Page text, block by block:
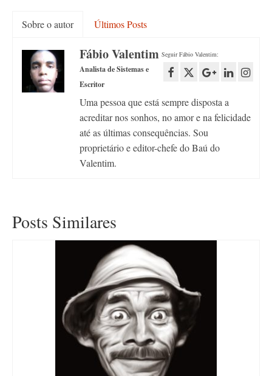
Sobre o autor Últimos Posts
Seguir Fábio Valentim:
Fábio Valentim
Analista de Sistemas e
Escritor
Uma pessoa que está sempre disposta a
acreditar nos sonhos, no amor e na felicidade
até as últimas consequências. Sou
proprietário e editor-chefe do Baú do
Valentim.
Posts Similares